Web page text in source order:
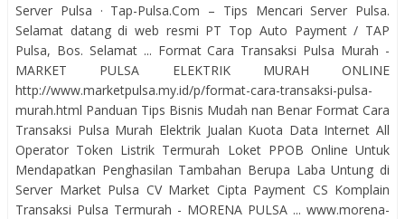
Server Pulsa · Tap-Pulsa.Com – Tips Mencari Server Pulsa.
Selamat datang di web resmi PT Top Auto Payment / TAP
Pulsa, Bos. Selamat ... Format Cara Transaksi Pulsa Murah -
MARKET PULSA ELEKTRIK MURAH ONLINE
http://www.marketpulsa.my.id/p/format-cara-transaksi-pulsa-
murah.html Panduan Tips Bisnis Mudah nan Benar Format Cara
Transaksi Pulsa Murah Elektrik Jualan Kuota Data Internet All
Operator Token Listrik Termurah Loket PPOB Online Untuk
Mendapatkan Penghasilan Tambahan Berupa Laba Untung di
Server Market Pulsa CV Market Cipta Payment CS Komplain
Transaksi Pulsa Termurah - MORENA PULSA ... www.morena-